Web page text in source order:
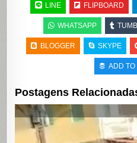
LINE FLIPBOARD
WHATSAPP
BLOGGER SKYPE
ADD TO
Postagens